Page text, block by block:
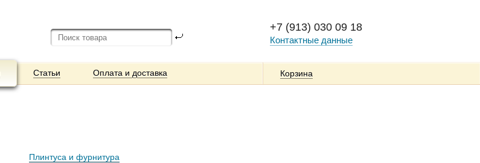
+7 (913) 030 09 18
Контактные данные
Статьи Оплата и доставка Корзина
Плинтуса и фурнитура